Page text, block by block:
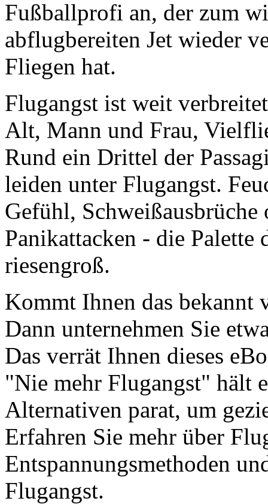
Fußballprofi an, der zum
abflugbereiten Jet wieder
Fliegen hat.
Flugangst ist weit
Alt, Mann und Frau,
Rund ein Drittel der
leiden unter Flugangst.
Gefühl, Schweißausbrüche
Panikattacken - die Palette
riesengroß.
Kommt Ihnen das bekannt
Dann unternehmen Sie
Das verrät Ihnen dieses
"Nie mehr Flugangst" hält
Alternativen parat, um
Erfahren Sie mehr über
Entspannungsmethoden
Flugangst.